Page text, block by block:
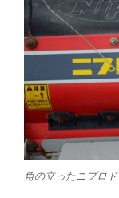
角の立ったニプロド